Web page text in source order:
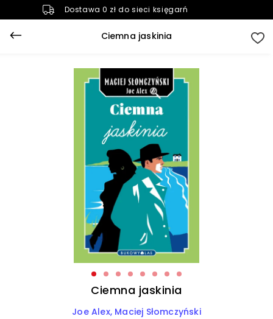
Dostawa 0 zł do sieci księgarń
Ciemna jaskinia
Ciemna jaskinia
Joe Alex, Maciej Słomczyński